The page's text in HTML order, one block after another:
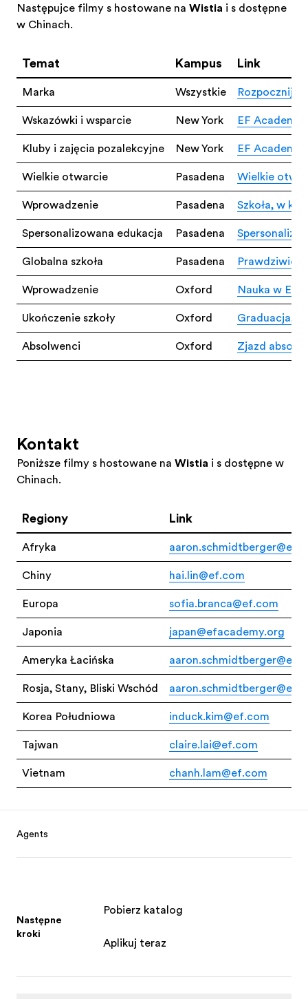
Następujące filmy są hostowane na Wistia i są dostępne
w Chinach.
Temat Kampus Link
Marka Wszystkie Rozpocznij
Wskazówki i wsparcie New York EF
Kluby i zajęcia pozalekcyjne New York EF Academy
Wielkie otwarcie Pasadena Wielkie
Wprowadzenie Pasadena Szkoła, w
Spersonalizowana edukacja Pasadena
Globalna szkoła Pasadena Prawdziwie
Wprowadzenie Oxford Nauka w EF
Ukończenie szkoły Oxford Graduacja,
Absolwenci Oxford Zjazd
Kontakt
Poniższe filmy są hostowane na Wistia i są dostępne w
Chinach.
Regiony Link
Afryka
Chiny hai.lin@ef.com
Europa sofia.branca@ef.com
Japonia japan@efacademy.org
Ameryka Łacińska
Rosja, Stany, Bliski Wschód
Korea Południowa induck.kim@ef.com
Tajwan claire.lai@ef.com
Vietnam chanh.lam@ef.com
Agents
Następne
kroki
Pobierz katalog
Aplikuj teraz